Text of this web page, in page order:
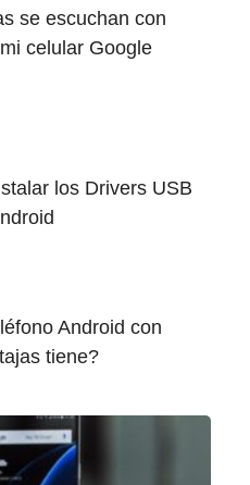
se escuchan con
celular Google
los Drivers USB
Android con
tiene?